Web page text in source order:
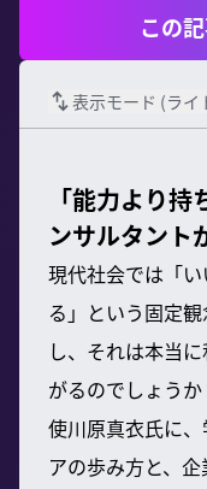
この
表示モード (ライ
「能力より
ンサルタント
現代社会では「
る」という固定
し、それは本当
がるのでしょう
使川原真衣氏に
アの歩み方と、